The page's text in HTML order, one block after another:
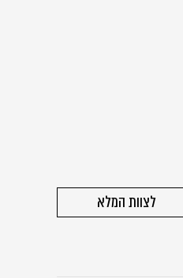
לצוות המלא